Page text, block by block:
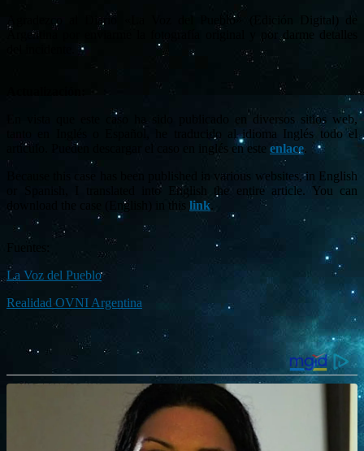
Agradezco al Diario «La Voz del Pueblo» (Edición Digital) de
Argentina por enviarme la fotografía original y por darme detalles
En vista que este caso ha sido publicado en diversos sitios web,
tanto en Inglés o Español, he traducido al idioma Inglés todo el
artículo. Pueden descargar el caso en inglés en este enlace.
Because this case has been published in various websites, in English
or Spanish, I translated into English the entire article. You can
download the case (English) in this link.
La Voz del Pueblo
Realidad OVNI Argentina